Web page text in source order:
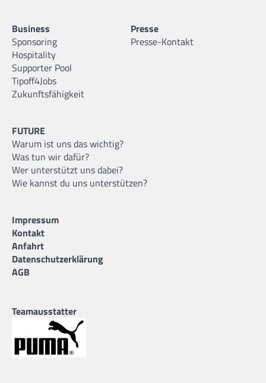
Business
Sponsoring
Hospitality
Supporter Pool
Tipoff4Jobs
Zukunftsfähigkeit
Presse
Presse-Kontakt
FUTURE
Warum ist uns das wichtig?
Was tun wir dafür?
Wer unterstützt uns dabei?
Wie kannst du uns unterstützen?
Impressum
Kontakt
Anfahrt
Datenschutzerklärung
AGB
Teamausstatter